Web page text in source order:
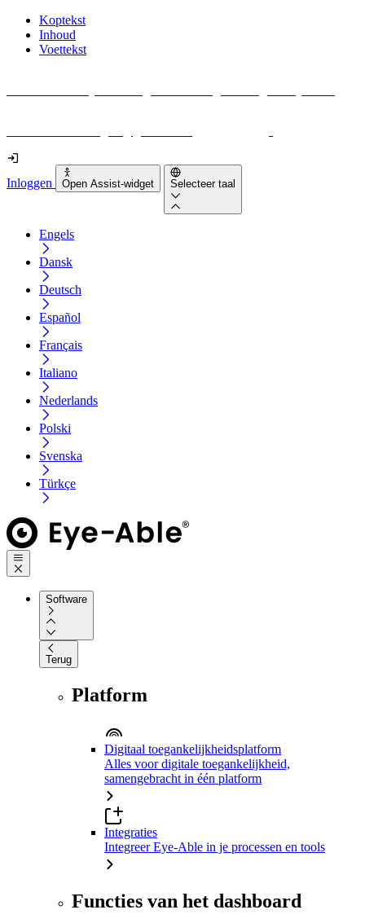
Koptekst
Inhoud
Voettekst
Inloggen Open Assist-widget Selecteer taal
Engels
Dansk
Deutsch
Español
Français
Italiano
Nederlands
Polski
Svenska
Türkçe
Software
Terug
Platform
Digitaal toegankelijkheidsplatform
Alles voor digitale toegankelijkheid,
samengebracht in één platform
Integraties
Integreer Eye-Able in je processen en tools
Functies van het dashboard